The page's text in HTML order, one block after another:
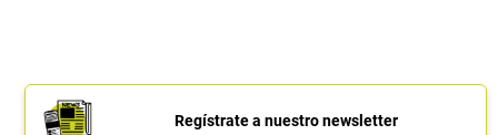
Regístrate a nuestro newsletter